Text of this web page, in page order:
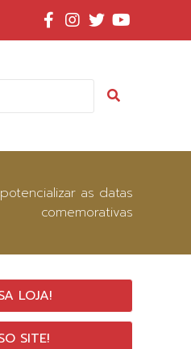
as datas
comemorativas
LOJA!
SITE!